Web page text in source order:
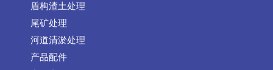
盾构渣土处理
尾矿处理
河道清淤处理
产品配件